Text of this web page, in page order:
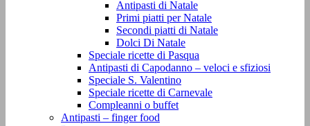
Antipasti di Natale
Primi piatti per Natale
Secondi piatti di Natale
Dolci Di Natale
Speciale ricette di Pasqua
Antipasti di Capodanno – veloci e sfiziosi
Speciale S. Valentino
Speciale ricette di Carnevale
Compleanni o buffet
Antipasti – finger food